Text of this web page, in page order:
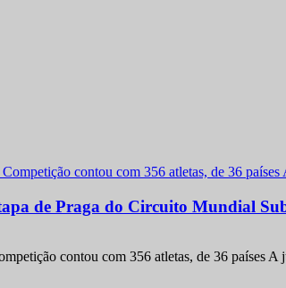
de Praga do Circuito Mundial
contou com 356 atletas, de 36